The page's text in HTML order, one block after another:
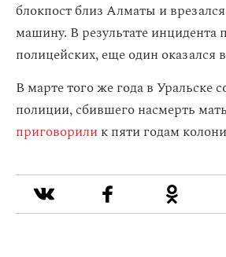
блокпост близ Алматы и
машину. В результате инцидента
полицейских, еще один оказался
В марте того же года в Уральске
полиции, сбившего насмерть
приговорилик пяти годам